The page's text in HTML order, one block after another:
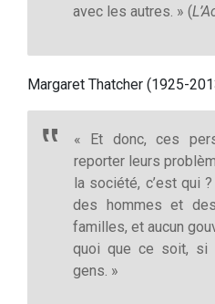
avec les autres. » (
Margaret Thatcher (1925-
« Et donc, ces
reporter leurs
la société, c’est qui
des hommes et
familles, et aucun
quoi que ce soit, si
gens. »